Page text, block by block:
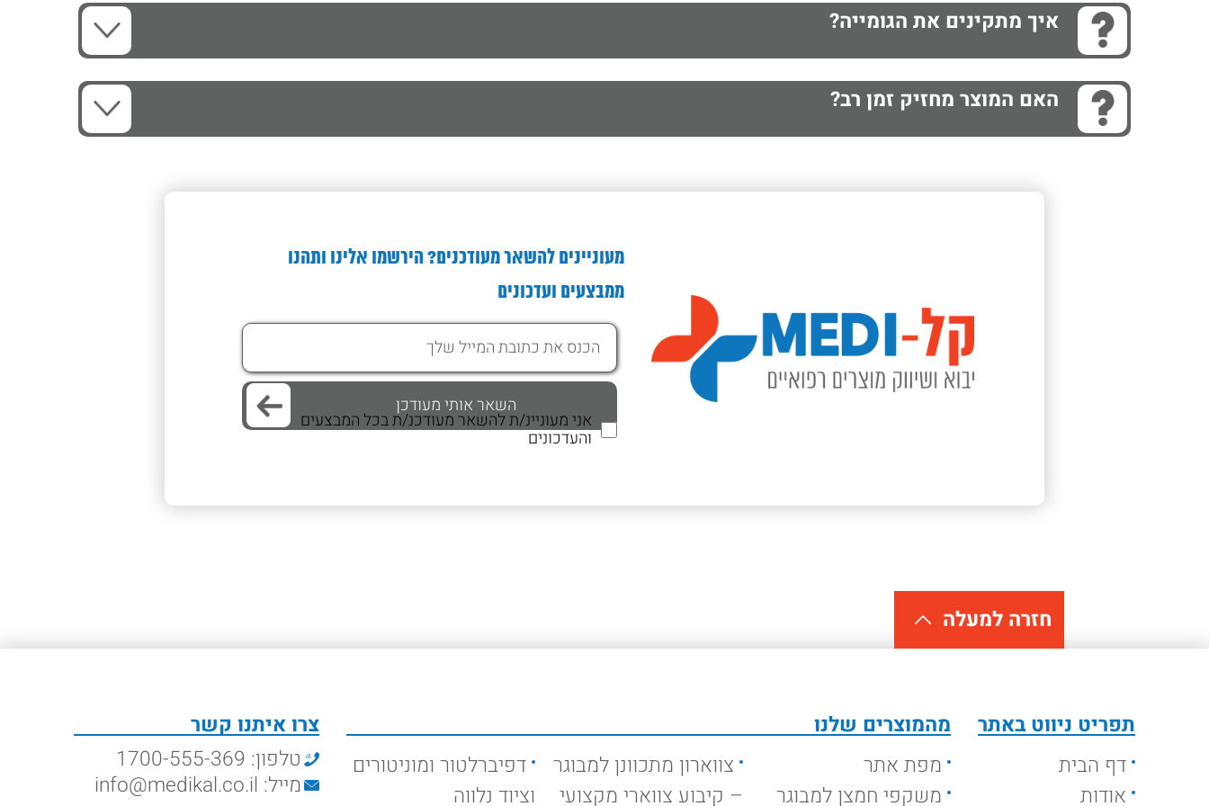
איך מתקינים את הגומייה?
האם המוצר מחזיק זמן רב?
מעוניינים להשאר מעודכנים? הירשמו אלינו ותהנו
ממבצעים ועדכונים
אני מעוניינ/ת להשאר מעודכנ/ת בכל המבצעים
והעדכונים
חזרה למעלה
תפריט ניווט באתר
דף הבית
אודות
מהמוצרים שלנו
מפת אתר
משקפי חמצן למבוגר
צווארון מתכוונן למבוגר
– קיבוע צווארי מקצועי
דפיברלטור ומוניטורים
וציוד נלווה
צרו איתנו קשר
טלפון: 1700-555-369
מייל: info@medikal.co.il